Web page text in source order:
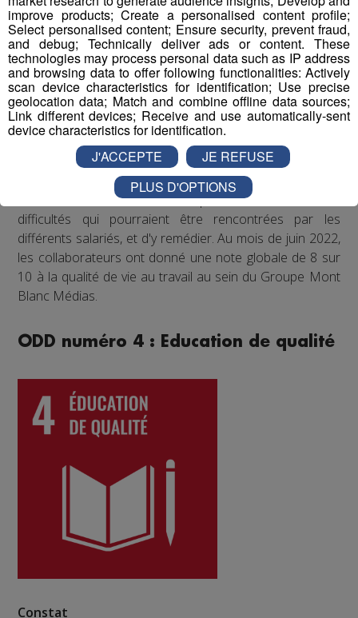
collaborateurs de partager des moments conviviaux qui
sortent du cadre formel du travail. De plus, il est
régulièrement proposé aux salariés de participer à des
événements festifs (rencontres sportives avec les clubs
partenaires comme les Pionniers de Chamonix ou le FC
Annecy, festivals de musique...) qui accroissent la
cohésion d'équipe et renforcent les liens entre
Enfin, un questionnaire bien-être envoyé chaque année
à tous les collaborateurs permet d'identifier les
difficultés qui pourraient être rencontrées par les
différents salariés, et d'y remédier. Au mois de juin 2022,
les collaborateurs ont donné une note globale de 8 sur
10 à la qualité de vie au travail au sein du Groupe Mont
Blanc Médias.
ODD numéro 4 : Education de qualité
Constat
improve products; Create a personalised content profile;
Select personalised content; Ensure security, prevent fraud,
and debug; Technically deliver ads or content. These
technologies may process personal data such as IP address
and browsing data to offer following functionalities: Actively
scan device characteristics for identification; Use precise
geolocation data; Match and combine offline data sources;
Link different devices; Receive and use automatically-sent
device characteristics for identification.
J'ACCEPTE
JE REFUSE
PLUS D'OPTIONS